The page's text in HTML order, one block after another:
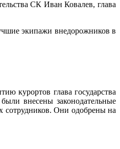
СК Иван Ковалев, глава
экипажи внедорожников в
курортов глава государства
внесены законодательные
сотрудников. Они одобрены на